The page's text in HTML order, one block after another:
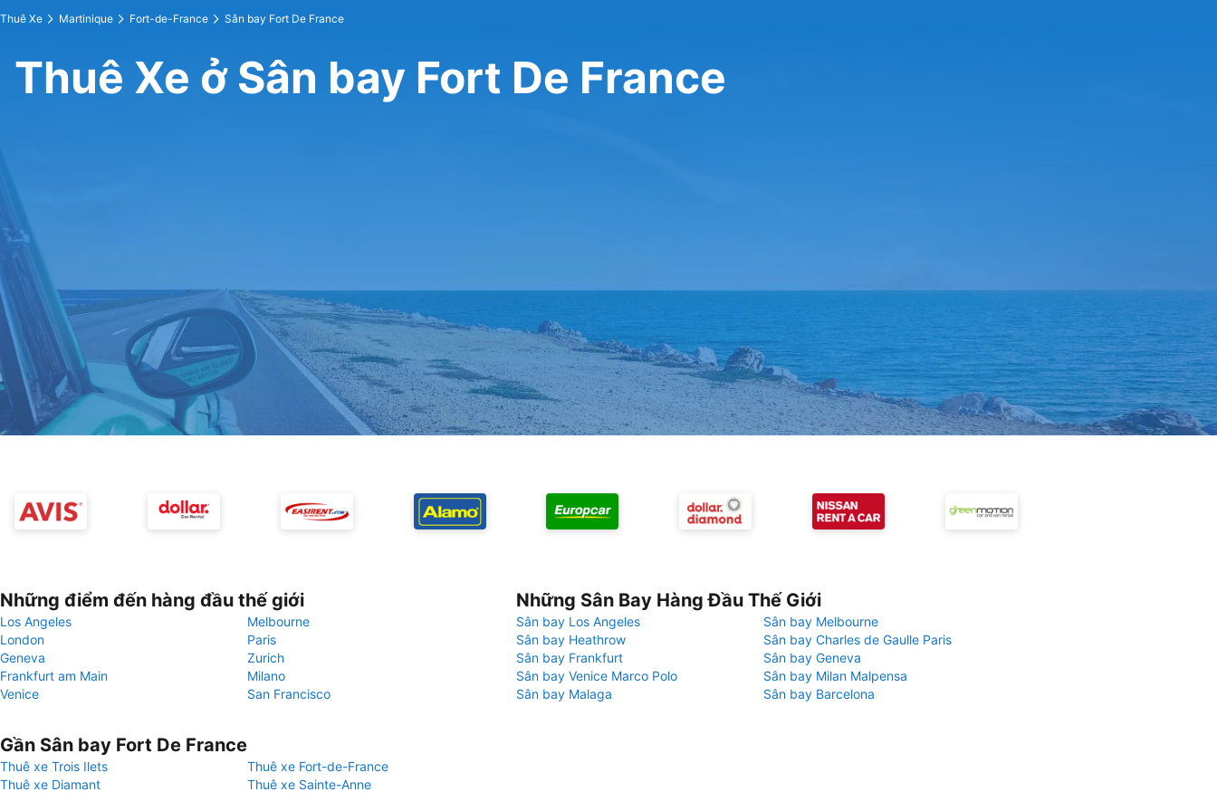
Thuê Xe Martinique Fort-de-France Sân bay Fort De France
Thuê Xe ở Sân bay Fort De France
Những điểm đến hàng đầu thế giới
Los Angeles
Melbourne
London
Paris
Geneva
Zurich
Frankfurt am Main
Milano
Venice
San Francisco
Những Sân Bay Hàng Đầu Thế Giới
Sân bay Los Angeles
Sân bay Melbourne
Sân bay Heathrow
Sân bay Charles de Gaulle Paris
Sân bay Frankfurt
Sân bay Geneva
Sân bay Venice Marco Polo
Sân bay Milan Malpensa
Sân bay Malaga
Sân bay Barcelona
Gần Sân bay Fort De France
Thuê xe Trois Ilets
Thuê xe Fort-de-France
Thuê xe Diamant
Thuê xe Sainte-Anne